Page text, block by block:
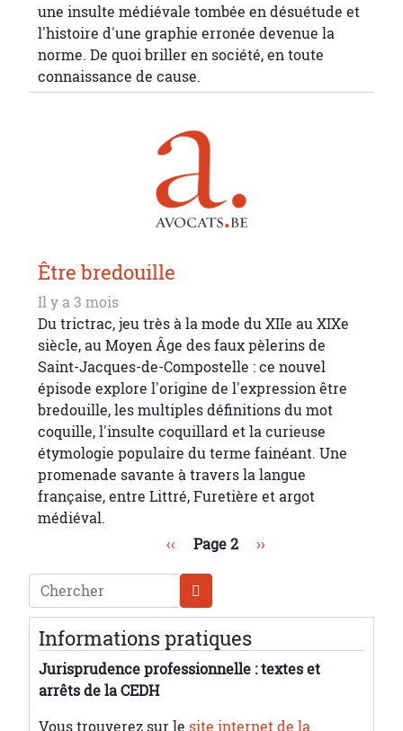
une insulte médiévale tombée en désuétude et
l'histoire d'une graphie erronée devenue la
norme. De quoi briller en société, en toute
connaissance de cause.
Être bredouille
Il y a 3 mois
Du trictrac, jeu très à la mode du XIIe au XIXe
siècle, au Moyen Âge des faux pèlerins de
Saint-Jacques-de-Compostelle : ce nouvel
épisode explore l'origine de l'expression être
bredouille, les multiples définitions du mot
coquille, l'insulte coquillard et la curieuse
étymologie populaire du terme fainéant. Une
promenade savante à travers la langue
française, entre Littré, Furetière et argot
médiéval.
Page précédente
‹‹ Page 2 Page suivante
››
Chercher
Informations pratiques
Jurisprudence professionnelle : textes et
arrêts de la CEDH
Vous trouverez sur le site internet de la